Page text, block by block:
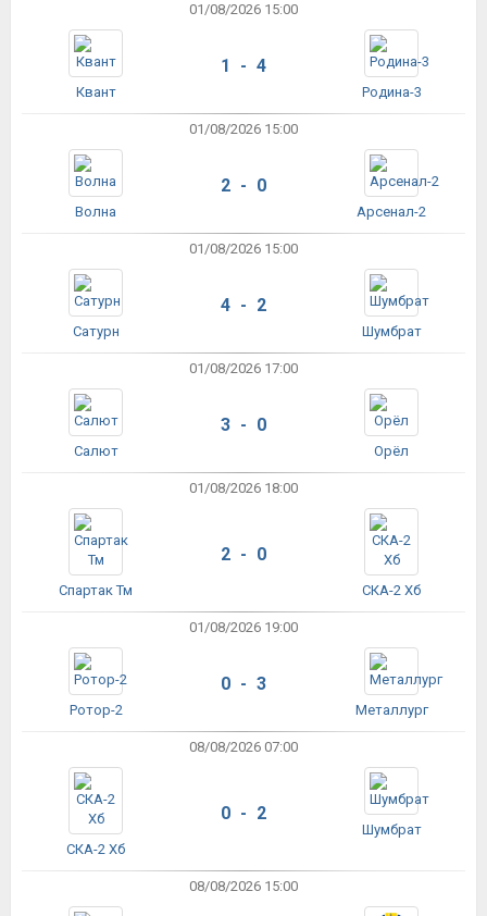
01/08/2026 15:00
Квант
1 - 4
Родина-3
01/08/2026 15:00
Волна
2 - 0
Арсенал-2
01/08/2026 15:00
Сатурн
4 - 2
Шумбрат
01/08/2026 17:00
Салют
3 - 0
Орёл
01/08/2026 18:00
Спартак Тм
2 - 0
СКА-2 Хб
01/08/2026 19:00
Ротор-2
0 - 3
Металлург
08/08/2026 07:00
СКА-2 Хб
0 - 2
Шумбрат
08/08/2026 15:00